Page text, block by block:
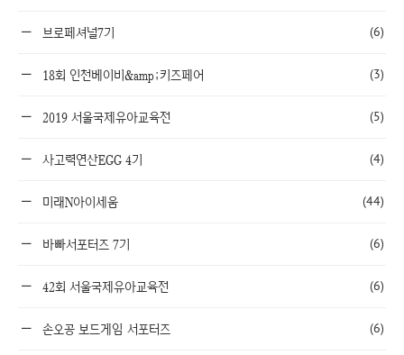
브로페셔널7기 (6)
18회 인천베이비&amp;키즈페어 (3)
2019 서울국제유아교육전 (5)
사고력연산EGG 4기 (4)
미래N아이세움 (44)
바빠서포터즈 7기 (6)
42회 서울국제유아교육전 (6)
손오공 보드게임 서포터즈 (6)